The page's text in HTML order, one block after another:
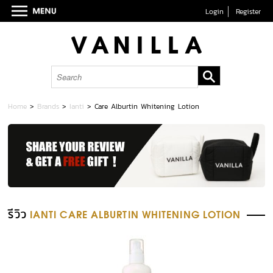
Login Register
Home > Brands > Ianti >Care Alburtin Whitening Lotion
รีวิว IANTI CARE ALBURTIN WHITENING LOTION